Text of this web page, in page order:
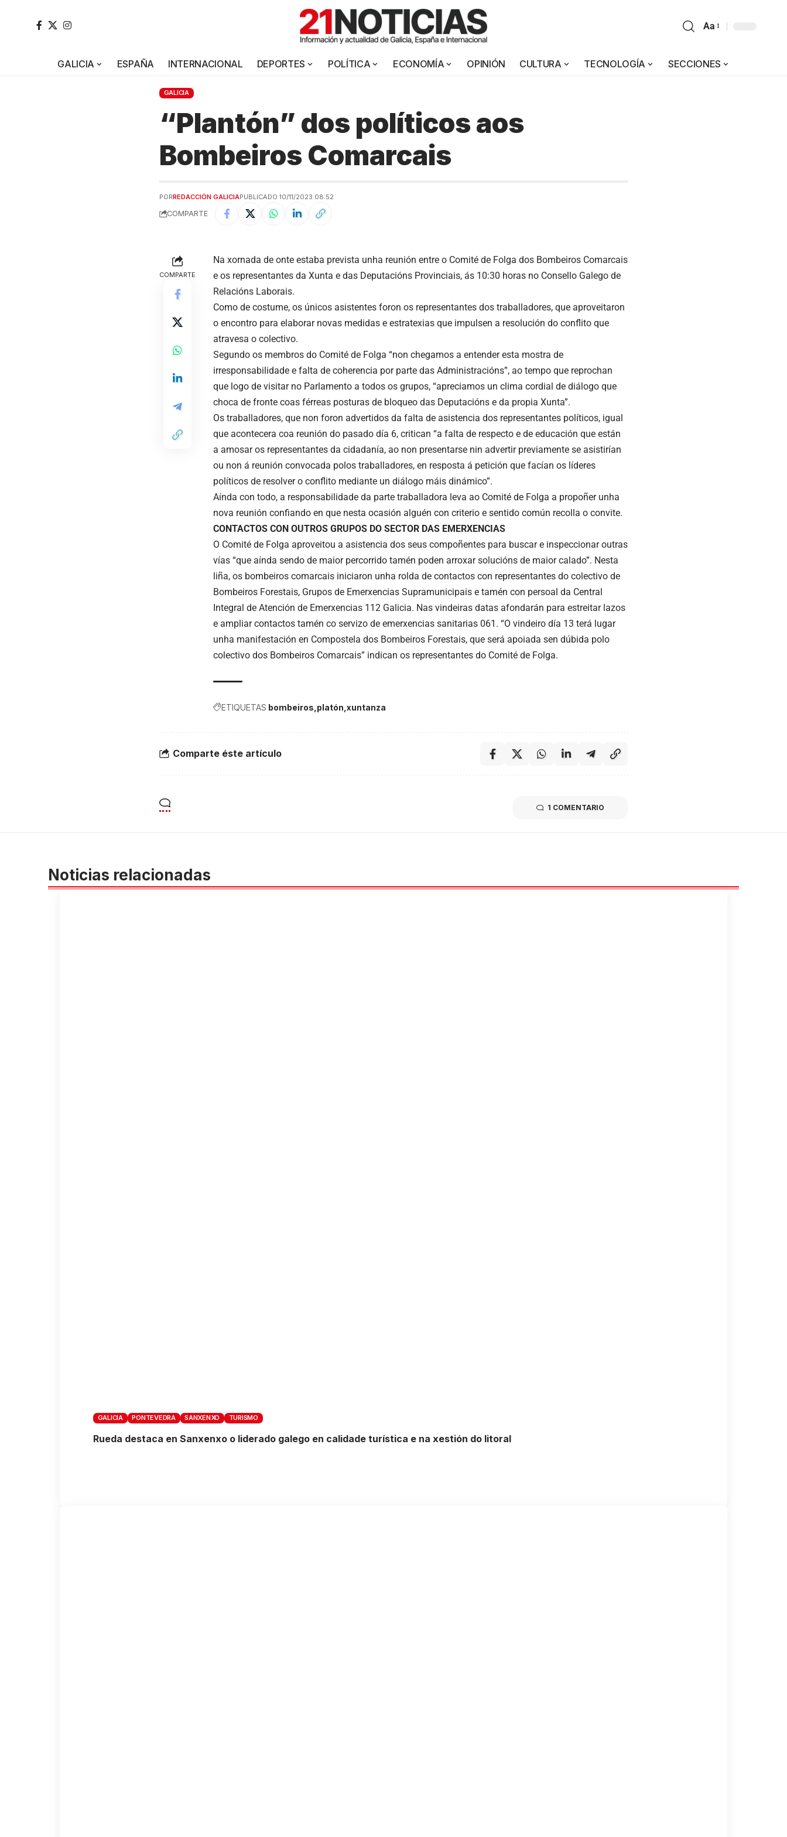
Aa
GALICIA ESPAÑA INTERNACIONAL DEPORTES POLÍTICA ECONOMÍA OPINIÓN CULTURA TECNOLOGÍA SECCIONES
GALICIA
“Plantón” dos políticos aos
Bombeiros Comarcais
PORREDACCIÓN GALICIAPUBLICADO 10/11/2023 08:52
COMPARTE
COMPARTE
Na xornada de onte estaba prevista unha reunión entre o Comité de Folga dos Bombeiros Comarcais
e os representantes da Xunta e das Deputacións Provinciais, ás 10:30 horas no Consello Galego de
Relacións Laborais.
Como de costume, os únicos asistentes foron os representantes dos traballadores, que aproveitaron
o encontro para elaborar novas medidas e estratexias que impulsen a resolución do conflito que
atravesa o colectivo.
Segundo os membros do Comité de Folga “non chegamos a entender esta mostra de
irresponsabilidade e falta de coherencia por parte das Administracións”, ao tempo que reprochan
que logo de visitar no Parlamento a todos os grupos, “apreciamos un clima cordial de diálogo que
choca de fronte coas férreas posturas de bloqueo das Deputacións e da propia Xunta”.
Os traballadores, que non foron advertidos da falta de asistencia dos representantes políticos, igual
que acontecera coa reunión do pasado día 6, critican “a falta de respecto e de educación que están
a amosar os representantes da cidadanía, ao non presentarse nin advertir previamente se asistirían
ou non á reunión convocada polos traballadores, en resposta á petición que facían os líderes
políticos de resolver o conflito mediante un diálogo máis dinámico”.
Aínda con todo, a responsabilidade da parte traballadora leva ao Comité de Folga a propoñer unha
nova reunión confiando en que nesta ocasión alguén con criterio e sentido común recolla o convite.
CONTACTOS CON OUTROS GRUPOS DO SECTOR DAS EMERXENCIAS
O Comité de Folga aproveitou a asistencia dos seus compoñentes para buscar e inspeccionar outras
vías “que aínda sendo de maior percorrido tamén poden arroxar solucións de maior calado”. Nesta
liña, os bombeiros comarcais iniciaron unha rolda de contactos con representantes do colectivo de
Bombeiros Forestais, Grupos de Emerxencias Supramunicipais e tamén con persoal da Central
Integral de Atención de Emerxencias 112 Galicia. Nas vindeiras datas afondarán para estreitar lazos
e ampliar contactos tamén co servizo de emerxencias sanitarias 061. “O vindeiro día 13 terá lugar
unha manifestación en Compostela dos Bombeiros Forestais, que será apoiada sen dúbida polo
colectivo dos Bombeiros Comarcais” indican os representantes do Comité de Folga.
ETIQUETAS bombeiros platón xuntanza
Comparte éste artículo
1 COMENTARIO
Noticias relacionadas
GALICIA PONTEVEDRA SANXENXO TURISMO
Rueda destaca en Sanxenxo o liderado galego en calidade turística e na xestión do litoral